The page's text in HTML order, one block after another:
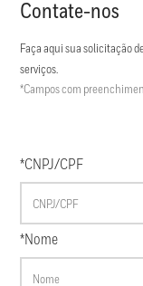
Contate-nos
Faça aqui sua solicitação
serviços.
*Campos com
*CNPJ/CPF
*Nome